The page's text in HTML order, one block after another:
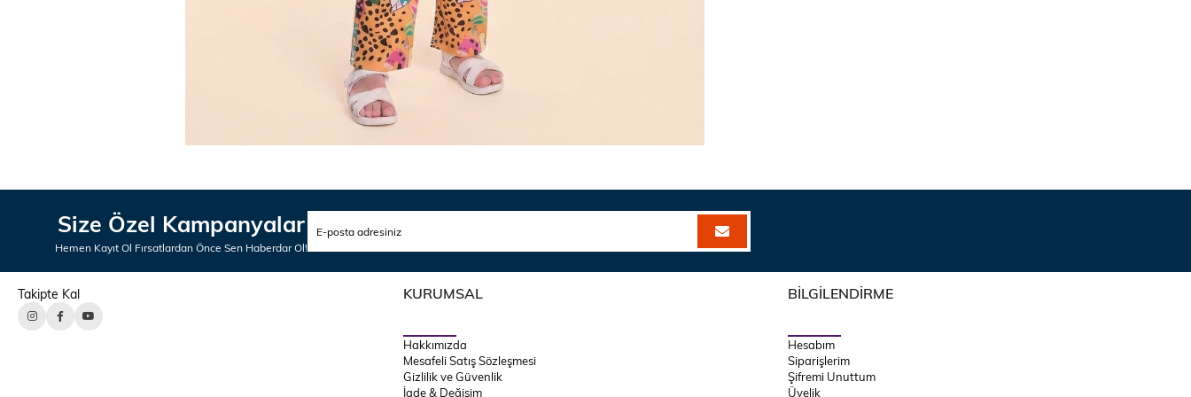
Size Özel Kampanyalar
Hemen Kayıt Ol Fırsatlardan Önce Sen Haberdar Ol!
Takipte Kal KURUMSAL
Hakkımızda
Mesafeli Satış Sözleşmesi
Gizlilik ve Güvenlik
İade & Değişim
BİLGİLENDİRME
Hesabım
Siparişlerim
Şifremi Unuttum
Üyelik